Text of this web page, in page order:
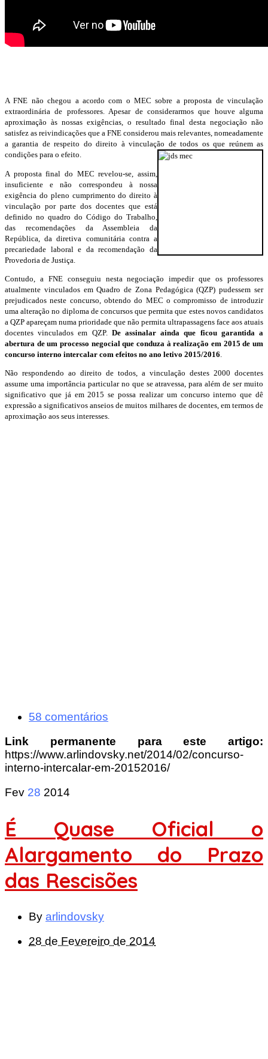
A FNE não chegou a acordo com o MEC sobre a proposta de vinculação
extraordinária de professores. Apesar de considerarmos que houve alguma
aproximação às nossas exigências, o resultado final desta negociação não
satisfez as reivindicações que a FNE considerou mais relevantes, nomeadamente
a garantia de respeito do direito à vinculação de todos os que reúnem as
condições para o efeito.
A proposta final do MEC revelou-se, assim,
insuficiente e não correspondeu à nossa
exigência do pleno cumprimento do direito à
vinculação por parte dos docentes que está
definido no quadro do Código do Trabalho,
das recomendações da Assembleia da
República, da diretiva comunitária contra a
precariedade laboral e da recomendação da
Provedoria de Justiça.
Contudo, a FNE conseguiu nesta negociação impedir que os professores
atualmente vinculados em Quadro de Zona Pedagógica (QZP) pudessem ser
prejudicados neste concurso, obtendo do MEC o compromisso de introduzir
uma alteração no diploma de concursos que permita que estes novos candidatos
a QZP apareçam numa prioridade que não permita ultrapassagens face aos atuais
docentes vinculados em QZP. De assinalar ainda que ficou garantida a
abertura de um processo negocial que conduza à realização em 2015 de um
concurso interno intercalar com efeitos no ano letivo 2015/2016.
Não respondendo ao direito de todos, a vinculação destes 2000 docentes
assume uma importância particular no que se atravessa, para além de ser muito
significativo que já em 2015 se possa realizar um concurso interno que dê
expressão a significativos anseios de muitos milhares de docentes, em termos de
aproximação aos seus interesses.
58 comentários
Link permanente para este artigo:
https://www.arlindovsky.net/2014/02/concurso-
interno-intercalar-em-20152016/
Fev 28 2014
É Quase Oficial o
Alargamento do Prazo
das Rescisões
By arlindovsky
28 de Fevereiro de 2014